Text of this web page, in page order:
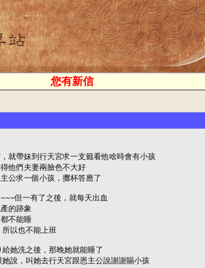
您有新信
就帶妹到行天宮求一支籤看他啥時會有小孩
他們夫妻兩臉色不大好
公求一個小孩，擲杯答應了
但一有了之後，就每天出血
的跡象
不能睡
以也不能上班
她洗之後，那晚她就能睡了
說，叫她去行天宮跟恩主公說謝謝賜小孩